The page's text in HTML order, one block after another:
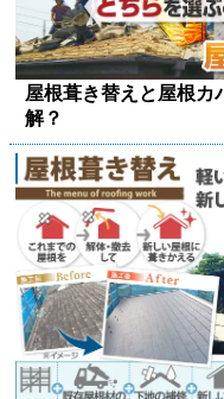
屋根葺き替えと屋根カ
解？